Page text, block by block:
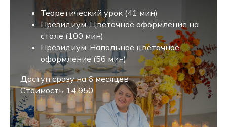
Теоретический урок (41 мин)
Президиум. Цветочное оформление на
столе (100 мин)
Президиум. Напольное цветочное
оформление (56 мин)
Доступ сразу на 6 месяцев
Стоимость 14 950